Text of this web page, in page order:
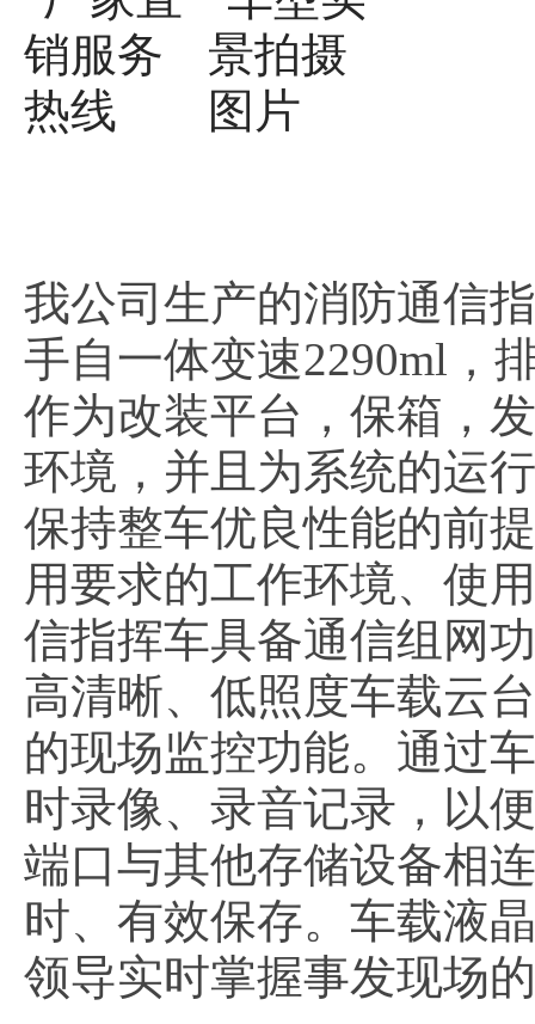
我公司生产的消防通信
手自一体变速2290ml，
作为改装平台，保箱，
环境，并且为系统的运
保持整车优良性能的前
用要求的工作环境、使
信指挥车具备通信组网
高清晰、低照度车载云
的现场监控功能。通过
时录像、录音记录，以
端口与其他存储设备相
时、有效保存。车载液
领导实时掌握事发现场